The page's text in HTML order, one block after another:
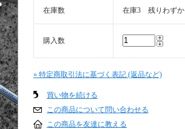
在庫数 在庫3 残りわずか
購入数
» 特定商取引法に基づく表記 (返品など)
買い物を続ける
この商品について問い合わせる
この商品を友達に教える